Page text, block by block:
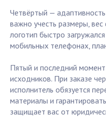
Четвёртый —
важно учесть размеры,
логотип быстро
мобильных телефонах,
Пятый и последний
исходников. При заказе
исполнитель обязуется
материалы и
защищает вас от